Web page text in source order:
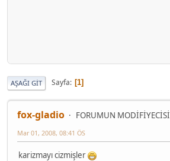
AŞAĞI GIT Sayfa 1
fox-gladio FORUMUN MODİFİYECİSİ
Mar 01, 2008, 08:41 ÖS
karizmayı cizmişler